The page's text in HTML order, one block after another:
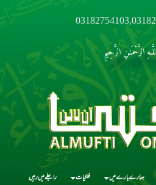
الرَّحْمَـٰنِ الرَّحِيمِ
ہمارے بارے میں فلکیات رابطے میں رہیں